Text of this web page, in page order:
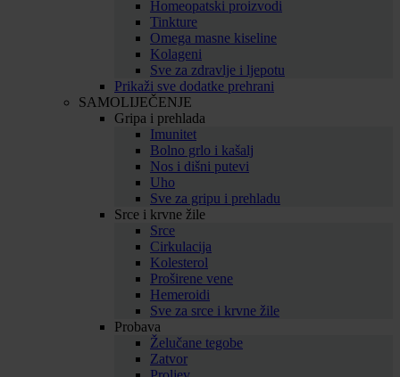
Homeopatski proizvodi
Tinkture
Omega masne kiseline
Kolageni
Sve za zdravlje i ljepotu
Prikaži sve dodatke prehrani
SAMOLIJEČENJE
Gripa i prehlada
Imunitet
Bolno grlo i kašalj
Nos i dišni putevi
Uho
Sve za gripu i prehladu
Srce i krvne žile
Srce
Cirkulacija
Kolesterol
Proširene vene
Hemeroidi
Sve za srce i krvne žile
Probava
Želučane tegobe
Zatvor